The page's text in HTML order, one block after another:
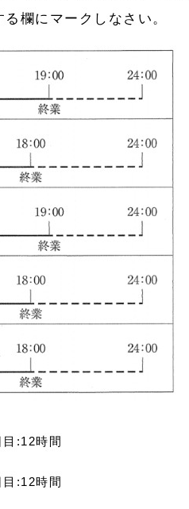
欄にマークしなさい。
:12時間
:12時間